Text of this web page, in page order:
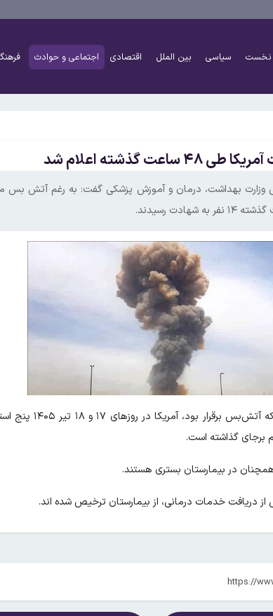
نخست سیاسی بین الملل اقتصادی اجتماعی و حوادث
گذشته اعلام شد
وزارت بهداشت، درمان و آموزش پزشکی گفت: به رغم آتش بس
، در حالی که آتش‌بس
دریافت خدمات درمانی، از بیمارستان ترخیص شده اند.